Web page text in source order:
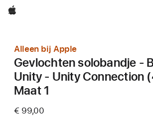
Apple
Alleen bij Apple
Gevlochten solobandje -
Unity - Unity Connection
Maat 1
€ 99,00